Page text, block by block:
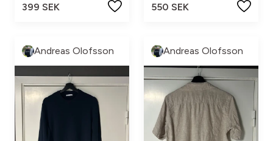
399 SEK
550 SEK
Andreas Olofsson Andreas Olofsson